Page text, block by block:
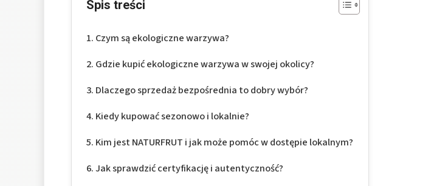
Spis treści
Czym są ekologiczne warzywa?
Gdzie kupić ekologiczne warzywa w swojej okolicy?
Dlaczego sprzedaż bezpośrednia to dobry wybór?
Kiedy kupować sezonowo i lokalnie?
Kim jest NATURFRUT i jak może pomóc w dostępie lokalnym?
Jak sprawdzić certyfikację i autentyczność?